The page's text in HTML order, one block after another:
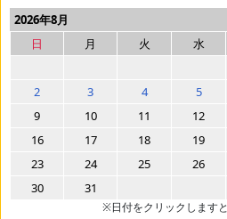
2026年8月
日
月 火 水
2
3 4 5
9
10 11 12
16
17 18 19
23
24 25 26
30
31
※日付をクリックします